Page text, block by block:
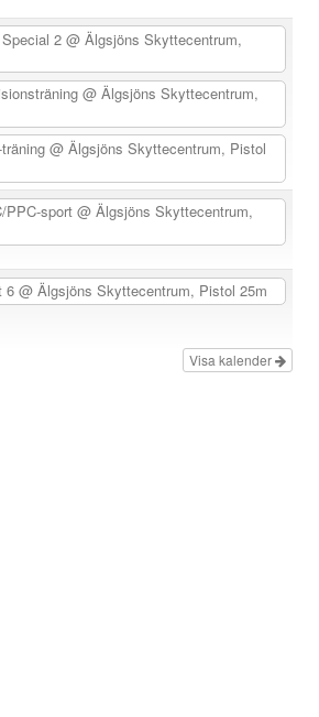
2 @ Älgsjöns Skyttecentrum,
@ Älgsjöns Skyttecentrum,
@ Älgsjöns Skyttecentrum, Pistol
PPC-sport @ Älgsjöns Skyttecentrum,
6 @ Älgsjöns Skyttecentrum, Pistol 25m
Visa kalender